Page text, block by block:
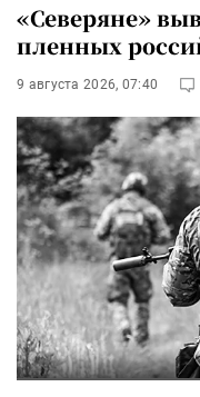
«Северяне»
пленных
9 августа 2026, 07:40